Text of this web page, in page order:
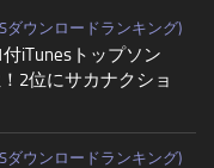
ダウンロードランキング)
iTunesトップソン
2位にサカナクショ
ダウンロードランキング)